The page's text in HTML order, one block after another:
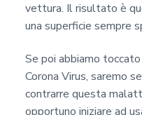
vettura. Il risultato è
una superficie sempre
Se poi abbiamo
Corona Virus, saremo
contrarre questa
opportuno iniziare ad